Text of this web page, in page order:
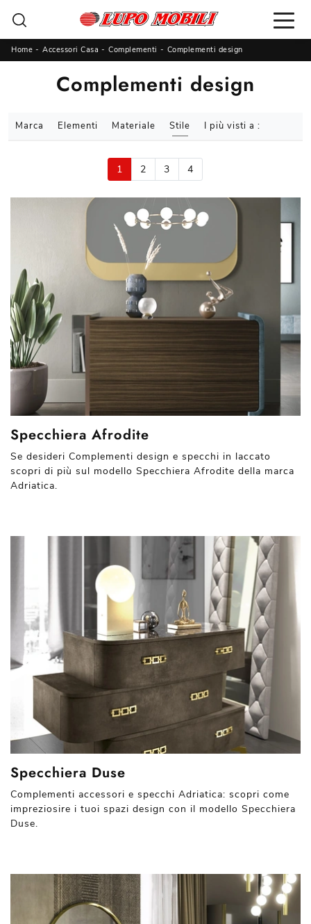
Home - Accessori Casa - Complementi - Complementi design
Complementi design
Marca Elementi Materiale Stile I più visti a :
1 2 3 4
Specchiera Afrodite
Se desideri Complementi design e specchi in laccato
scopri di più sul modello Specchiera Afrodite della marca
Adriatica.
Specchiera Duse
Complementi accessori e specchi Adriatica: scopri come
impreziosire i tuoi spazi design con il modello Specchiera
Duse.